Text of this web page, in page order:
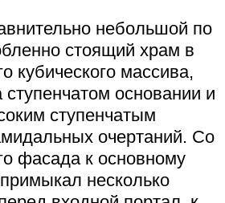
небольшой по
стоящий храм в
кубического массива,
основании и
ступенчатым
очертаний. Со
фасада к основному
несколько